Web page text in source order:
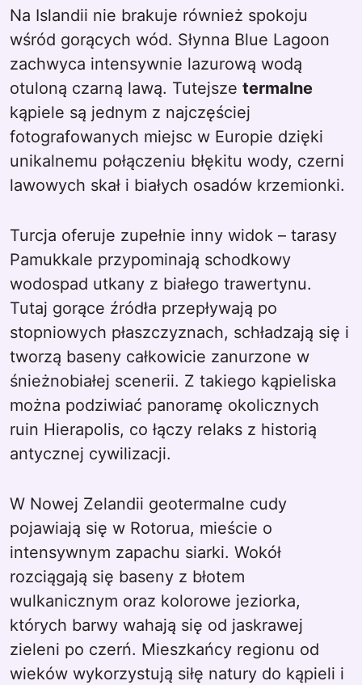
Na Islandii nie brakuje również spokoju
wśród gorących wód. Słynna Blue Lagoon
zachwyca intensywnie lazurową wodą
otuloną czarną lawą. Tutejsze termalne
kąpiele są jednym z najczęściej
fotografowanych miejsc w Europie dzięki
unikalnemu połączeniu błękitu wody, czerni
lawowych skał i białych osadów krzemionki.
Turcja oferuje zupełnie inny widok – tarasy
Pamukkale przypominają schodkowy
wodospad utkany z białego trawertynu.
Tutaj gorące źródła przepływają po
stopniowych płaszczyznach, schładzają się i
tworzą baseny całkowicie zanurzone w
śnieżnobiałej scenerii. Z takiego kąpieliska
można podziwiać panoramę okolicznych
ruin Hierapolis, co łączy relaks z historią
antycznej cywilizacji.
W Nowej Zelandii geotermalne cudy
pojawiają się w Rotorua, mieście o
intensywnym zapachu siarki. Wokół
rozciągają się baseny z błotem
wulkanicznym oraz kolorowe jeziorka,
których barwy wahają się od jaskrawej
zieleni po czerń. Mieszkańcy regionu od
wieków wykorzystują siłę natury do kąpieli i